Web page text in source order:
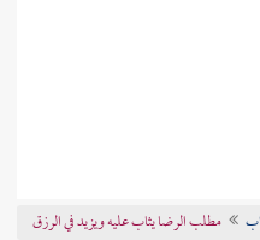
مطلب الرضا يثاب عليه ويزيد في الرزق